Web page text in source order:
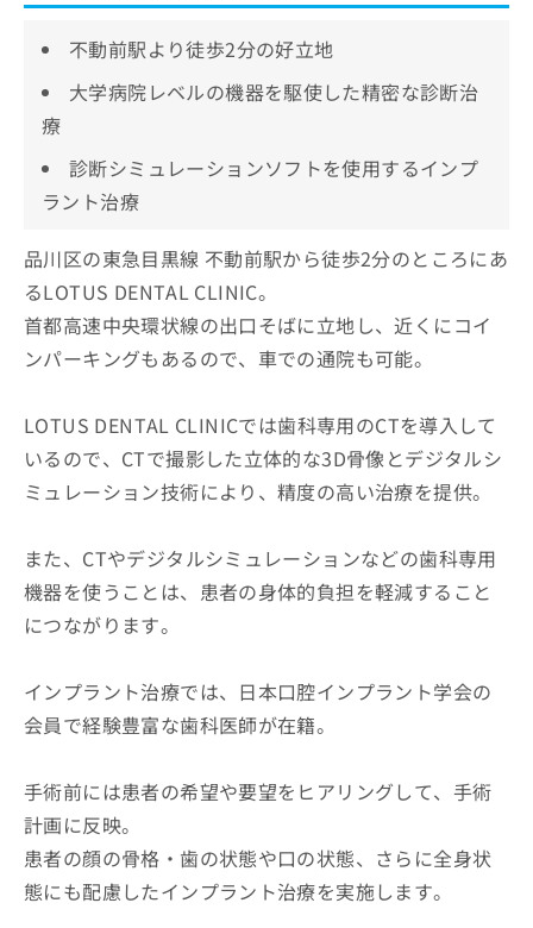
不動前駅より徒歩2分の好立地
大学病院レベルの機器を駆使した精密な診断治
療
診断シミュレーションソフトを使用するインプ
ラント治療
品川区の東急目黒線 不動前駅から徒歩2分のところにあ
るLOTUS DENTAL CLINIC。
首都高速中央環状線の出口そばに立地し、近くにコイ
ンパーキングもあるので、車での通院も可能。
LOTUS DENTAL CLINICでは歯科専用のCTを導入して
いるので、CTで撮影した立体的な3D骨像とデジタルシ
ミュレーション技術により、精度の高い治療を提供。
また、CTやデジタルシミュレーションなどの歯科専用
機器を使うことは、患者の身体的負担を軽減すること
につながります。
インプラント治療では、日本口腔インプラント学会の
会員で経験豊富な歯科医師が在籍。
手術前には患者の希望や要望をヒアリングして、手術
計画に反映。
患者の顔の骨格・歯の状態や口の状態、さらに全身状
態にも配慮したインプラント治療を実施します。